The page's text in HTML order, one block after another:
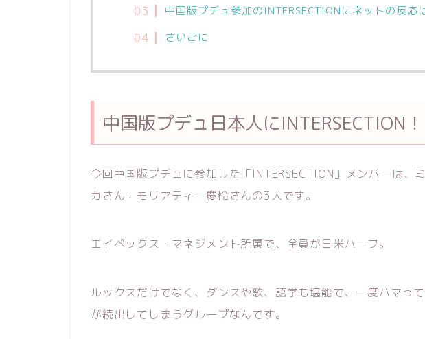
中国版プデュ参加のINTERSECTIONにネットの反応
さいごに
中国版プデュ日本人にINTERSECTION！
今回中国版プデュに参加した「INTERSECTION」メンバーは、
カさん・モリアティー慶怜さんの3人です。
エイベックス・マネジメント所属で、全員が日米ハーフ。
ルックスだけでなく、ダンスや歌、語学も堪能で、一度ハマっ
が続出してしまうグループなんです。